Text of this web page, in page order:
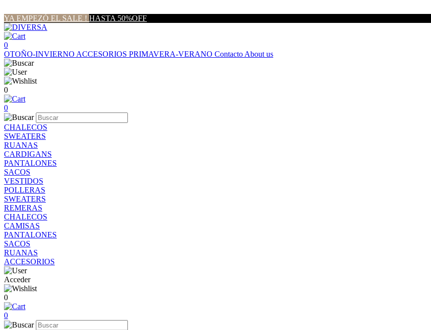
YA EMPEZÓ EL SALE ! HASTA 50%OFF
0
OTOÑO-INVIERNO ACCESORIOS PRIMAVERA-VERANO Contacto About us
0
0
CHALECOS
SWEATERS
RUANAS
CARDIGANS
PANTALONES
SACOS
VESTIDOS
POLLERAS
SWEATERS
REMERAS
CHALECOS
CAMISAS
PANTALONES
SACOS
RUANAS
ACCESORIOS
Acceder
0
0